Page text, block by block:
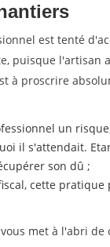
est tenté
puisque l'artisan
à proscrire
un
il s'attendait.
son dû ;
cette pratique
vous met à l'abri de